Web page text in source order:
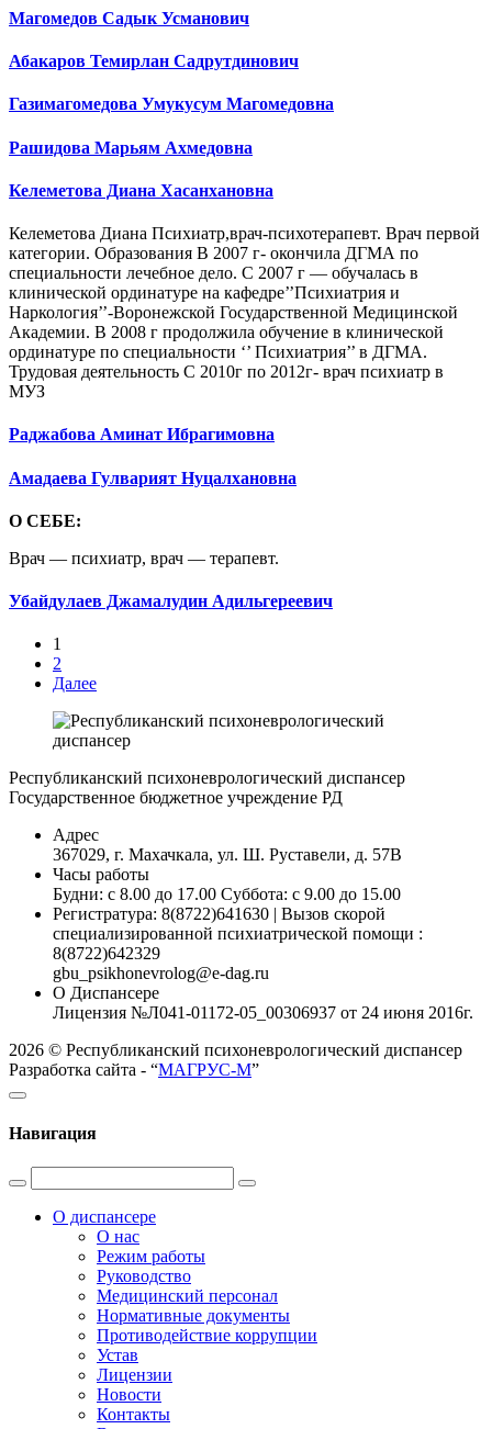
Магомедов Садык Усманович
Абакаров Темирлан Садрутдинович
Газимагомедова Умукусум Магомедовна
Рашидова Марьям Ахмедовна
Келеметова Диана Хасанхановна
Келеметова Диана Психиатр,врач-психотерапевт. Врач первой
категории. Образования В 2007 г- окончила ДГМА по
специальности лечебное дело. С 2007 г — обучалась в
клинической ординатуре на кафедре’’Психиатрия и
Наркология’’-Воронежской Государственной Медицинской
Академии. В 2008 г продолжила обучение в клинической
ординатуре по специальности ‘’ Психиатрия’’ в ДГМА.
Трудовая деятельность С 2010г по 2012г- врач психиатр в
МУЗ
Раджабова Аминат Ибрагимовна
Амадаева Гулварият Нуцалхановна
О СЕБЕ:
Врач — психиатр, врач — терапевт.
Убайдулаев Джамалудин Адильгереевич
1
2
Далее
Республиканский психоневрологический диспансер
Государственное бюджетное учреждение РД
Адрес
367029, г. Махачкала, ул. Ш. Руставели, д. 57В
Часы работы
Будни: с 8.00 до 17.00 Суббота: с 9.00 до 15.00
Регистратура: 8(8722)641630 | Вызов скорой
специализированной психиатрической помощи :
8(8722)642329
gbu_psikhonevrolog@e-dag.ru
О Диспансере
Лицензия №Л041-01172-05_00306937 от 24 июня 2016г.
2026 © Республиканский психоневрологический диспансер
Разработка сайта - “МАГРУС-М”
Навигация
О диспансере
О нас
Режим работы
Руководство
Медицинский персонал
Нормативные документы
Противодействие коррупции
Устав
Лицензии
Новости
Контакты